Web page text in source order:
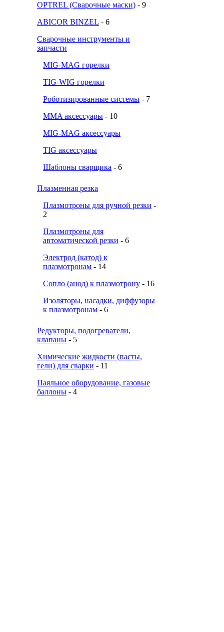
OPTREL (Сварочные маски) - 9
ABICOR BINZEL - 6
Сварочные инструменты и
запчасти
MIG-MAG горелки
TIG-WIG горелки
Роботизированные системы - 7
MMA аксессуары - 10
MIG-MAG аксессуары
TIG аксессуары
Шаблоны сварщика - 6
Плазменная резка
Плазмотроны для ручной резки -
2
Плазмотроны для
автоматической резки - 6
Электрод (катод) к
плазмотронам - 14
Сопло (анод) к плазмотрону - 16
Изоляторы, насадки, диффузоры
к плазмотронам - 6
Редукторы, подогреватели,
клапаны - 5
Химические жидкости (пасты,
гели) для сварки - 11
Паяльное оборудование, газовые
баллоны - 4